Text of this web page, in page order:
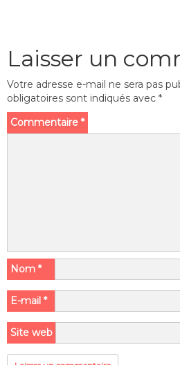
Laisser un
Votre adresse e-mail ne sera pas
obligatoires sont indiqués avec *
Commentaire *
Nom *
E-mail *
Site web